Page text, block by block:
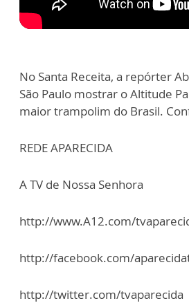
No Santa Receita, a repórter
São Paulo mostrar o Altitude
maior trampolim do Brasil.
REDE APARECIDA
A TV de Nossa Senhora
http://www.A12.com/
http://facebook.com/
http://twitter.com/tvaparecida